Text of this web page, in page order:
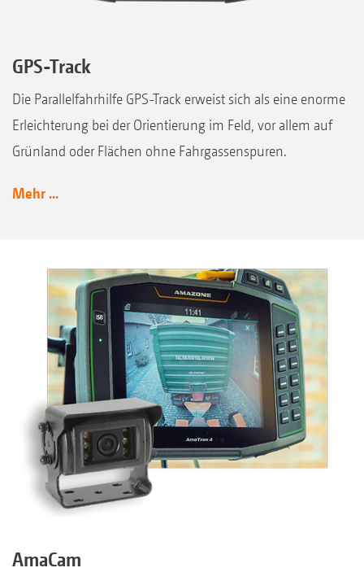
GPS-Track
Die Parallelfahrhilfe GPS-Track erweist sich als eine enorme
Erleichterung bei der Orientierung im Feld, vor allem auf
Grünland oder Flächen ohne Fahrgassenspuren.
Mehr ...
AmaCam